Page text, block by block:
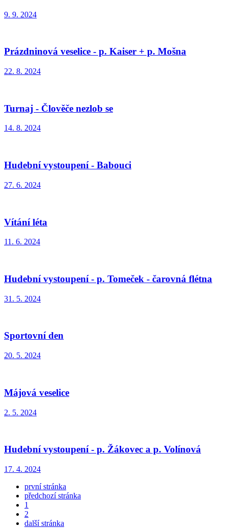
9. 9. 2024
Prázdninová veselice - p. Kaiser + p. Mošna
22. 8. 2024
Turnaj - Člověče nezlob se
14. 8. 2024
Hudební vystoupení - Babouci
27. 6. 2024
Vítání léta
11. 6. 2024
Hudební vystoupení - p. Tomeček - čarovná flétna
31. 5. 2024
Sportovní den
20. 5. 2024
Májová veselice
2. 5. 2024
Hudební vystoupení - p. Žákovec a p. Volínová
17. 4. 2024
první stránka
předchozí stránka
1
2
další stránka